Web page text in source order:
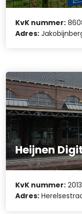
KvK nummer:
Adres:
Heijnen
KvK nummer:
Adres: